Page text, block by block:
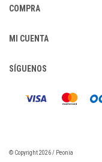
COMPRA
MI CUENTA
SÍGUENOS
© Copyright 2026 / Peonia